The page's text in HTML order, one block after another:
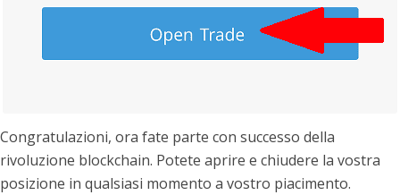
Congratulazioni, ora fate parte con successo della
rivoluzione blockchain. Potete aprire e chiudere la vostra
posizione in qualsiasi momento a vostro piacimento.